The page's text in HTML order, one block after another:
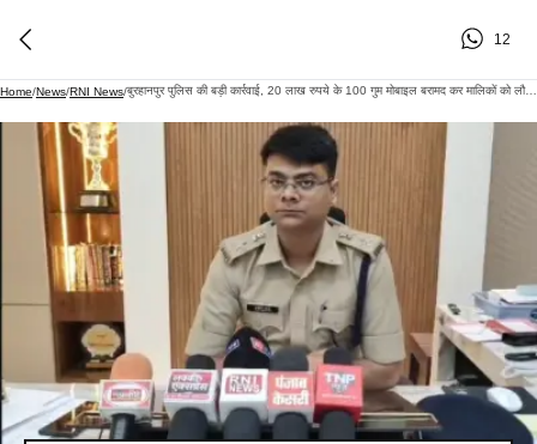
12
Home/News/RNI News/ बुरहानपुर पुलिस की बड़ी कार्रवाई, 20 लाख रुपये के 100 गुम मोबाइल बरामद कर मालिकों को लौटाए